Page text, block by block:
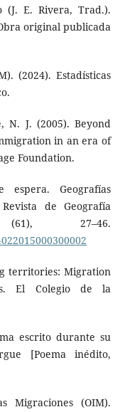
(J. E. Rivera, Trad.).
original publicada
(2024). Estadísticas
N. J. (2005). Beyond
in an era of
Foundation.
Geografías
de Geografía
27–46.
territories: Migration
El Colegio de la
escrito durante su
[Poema inédito,
Migraciones (OIM).